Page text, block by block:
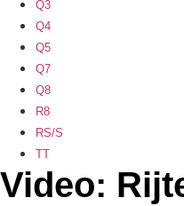
Q3
Q4
Q5
Q7
Q8
R8
RS/S
TT
Video: